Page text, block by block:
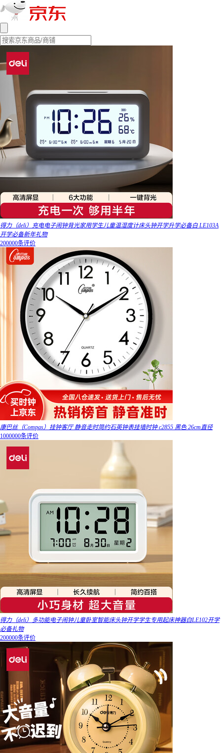
得力（deli）充电电子闹钟背光家用学生儿童温湿度计床头钟开学升学必备白 LE103A
开学必备新年礼物
200000条评价
康巴丝（Compas）挂钟客厅 静音走时简约石英钟表挂墙时钟 c2855 黑色 26cm直径
1000000条评价
得力（deli）多功能电子闹钟儿童卧室智能床头钟开学学生专用起床神器白LE102开学
必备礼物
200000条评价